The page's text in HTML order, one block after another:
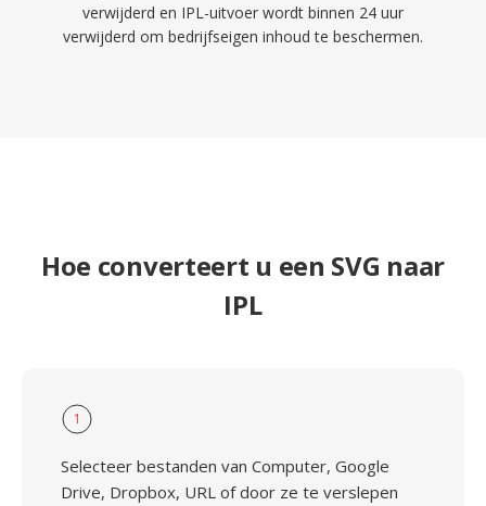
verwijderd en IPL-uitvoer wordt binnen 24 uur
verwijderd om bedrijfseigen inhoud te beschermen.
Hoe converteert u een SVG naar
IPL
1
Selecteer bestanden van Computer, Google
Drive, Dropbox, URL of door ze te verslepen